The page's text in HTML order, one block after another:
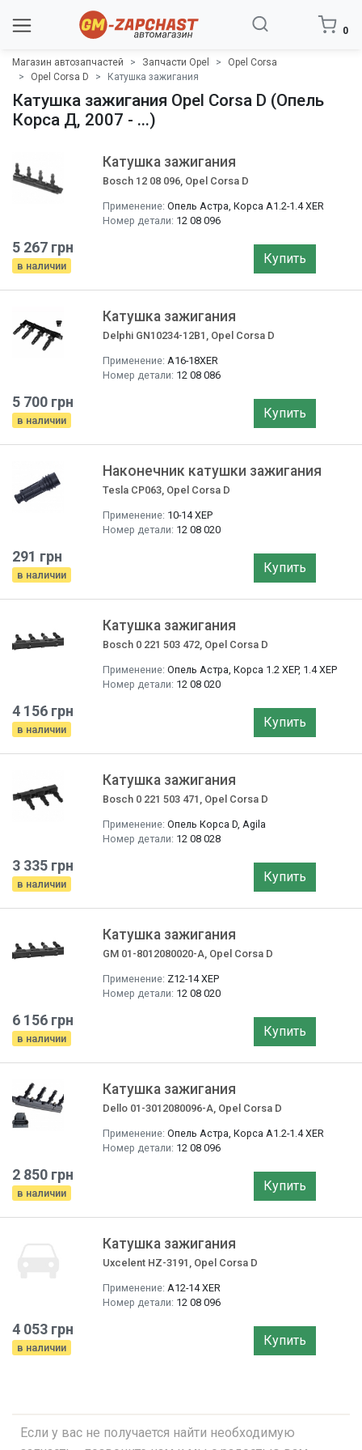
0
Магазин автозапчастей Запчасти Opel
Opel Corsa
Opel Corsa D
Катушка зажигания
Катушка зажигания Opel Corsa D (Опель
Корса Д, 2007 - ...)
Катушка зажигания
Bosch 12 08 096, Opel Corsa D
Применение: Опель Астра, Корса A1.2-1.4 XER
Номер детали: 12 08 096
5 267 грн
в наличии Купить
Катушка зажигания
Delphi GN10234-12B1, Opel Corsa D
Применение: A16-18XER
Номер детали: 12 08 086
5 700 грн
в наличии Купить
Наконечник катушки зажигания
Tesla CP063, Opel Corsa D
Применение: 10-14 XEP
Номер детали: 12 08 020
291 грн
в наличии Купить
Катушка зажигания
Bosch 0 221 503 472, Opel Corsa D
Применение: Опель Астра, Корса 1.2 XEP, 1.4 XEP
Номер детали: 12 08 020
4 156 грн
в наличии Купить
Катушка зажигания
Bosch 0 221 503 471, Opel Corsa D
Применение: Опель Корса D, Agila
Номер детали: 12 08 028
3 335 грн
в наличии Купить
Катушка зажигания
GM 01-8012080020-A, Opel Corsa D
Применение: Z12-14 XEP
Номер детали: 12 08 020
6 156 грн
в наличии Купить
Катушка зажигания
Dello 01-3012080096-A, Opel Corsa D
Применение: Опель Астра, Корса A1.2-1.4 XER
Номер детали: 12 08 096
2 850 грн
в наличии Купить
Катушка зажигания
Uxcelent HZ-3191, Opel Corsa D
Применение: A12-14 XER
Номер детали: 12 08 096
4 053 грн
в наличии Купить
Если у вас не получается найти необходимую